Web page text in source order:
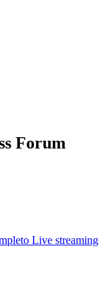
Forum
Live streaming